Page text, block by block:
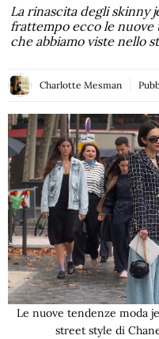
La rinascita degli skinny
frattempo ecco le nuove
che abbiamo viste nello
Charlotte Mesman
Le nuove tendenze moda
street style di